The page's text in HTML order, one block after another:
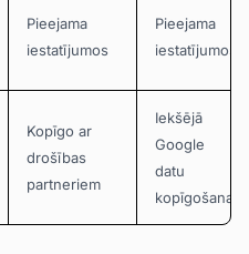
Pieejama
iestatījumos
Pieejama
iestatījumos
Kopīgo ar
drošības
partneriem
Iekšējā
Google
datu
kopīgošana